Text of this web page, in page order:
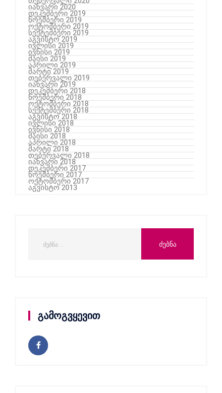
იანვარი 2020
დეკემბერი 2019
ნოემბერი 2019
ოქტომბერი 2019
სექტემბერი 2019
აგვისტო 2019
ივლისი 2019
ივნისი 2019
მაისი 2019
აპრილი 2019
მარტი 2019
თებერვალი 2019
იანვარი 2019
დეკემბერი 2018
ნოემბერი 2018
ოქტომბერი 2018
სექტემბერი 2018
აგვისტო 2018
ივლისი 2018
ივნისი 2018
მაისი 2018
აპრილი 2018
მარტი 2018
თებერვალი 2018
იანვარი 2018
დეკემბერი 2017
ნოემბერი 2017
ოქტომბერი 2017
აგვისტო 2013
გამოგვყევით